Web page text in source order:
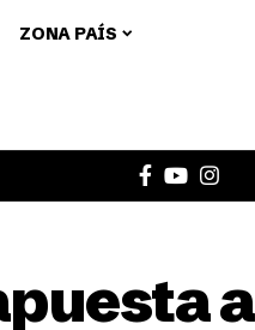
ZONA PAÍS
a